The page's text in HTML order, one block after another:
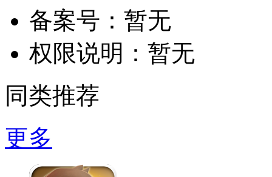
备案号： 暂无
权限说明： 暂无
同类推荐
更多